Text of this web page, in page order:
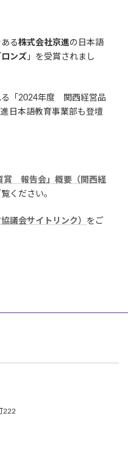
る株式会社京進の日本語
ンズ 」を受賞されまし
る「2024年度 関西経営品
日本語教育事業部も登壇
賞 報告会」概要（関西経
ください。
議会サイトリンク） をご
222